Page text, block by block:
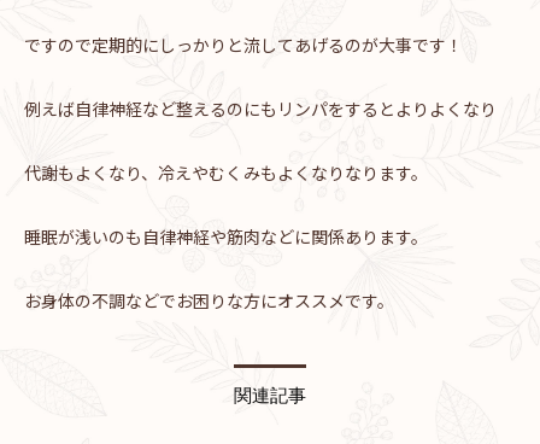
ですので定期的にしっかりと流してあげるのが大事です！
例えば自律神経など整えるのにもリンパをするとよりよくなり
代謝もよくなり、冷えやむくみもよくなりなります。
睡眠が浅いのも自律神経や筋肉などに関係あります。
お身体の不調などでお困りな方にオススメです。
関連記事